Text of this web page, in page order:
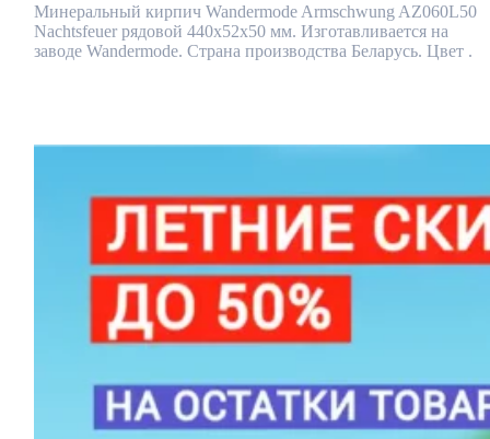
Nachtsfeuer
рядовой
440x52x50
Минеральный кирпич Wandermode Armschwung AZ060L50
Nachtsfeuer рядовой 440x52x50 мм. Изготавливается на
заводе Wandermode. Страна производства Беларусь. Цвет .